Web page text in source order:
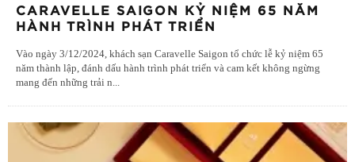
CARAVELLE SAIGON KỶ NIỆM 65 NĂM
HÀNH TRÌNH PHÁT TRIỂN
Vào ngày 3/12/2024, khách sạn Caravelle Saigon tổ chức lễ kỷ niệm 65
năm thành lập, đánh dấu hành trình phát triển và cam kết không ngừng
mang đến những trải n...